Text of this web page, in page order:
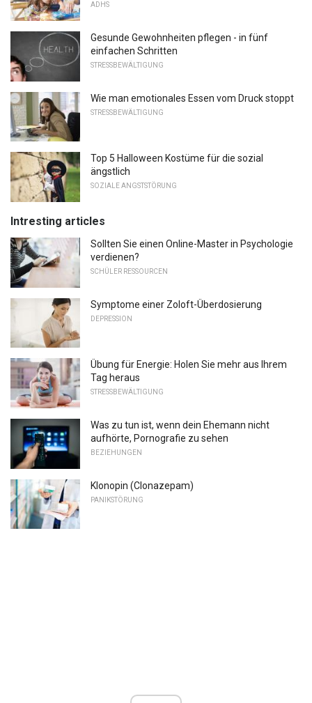
ADHS
Gesunde Gewohnheiten pflegen - in fünf
einfachen Schritten
STRESSBEWÄLTIGUNG
Wie man emotionales Essen vom Druck stoppt
STRESSBEWÄLTIGUNG
Top 5 Halloween Kostüme für die sozial
ängstlich
SOZIALE ANGSTSTÖRUNG
Intresting articles
Sollten Sie einen Online-Master in Psychologie
verdienen?
SCHÜLER RESSOURCEN
Symptome einer Zoloft-Überdosierung
DEPRESSION
Übung für Energie: Holen Sie mehr aus Ihrem
Tag heraus
STRESSBEWÄLTIGUNG
Was zu tun ist, wenn dein Ehemann nicht
aufhörte, Pornografie zu sehen
BEZIEHUNGEN
Klonopin (Clonazepam)
PANIKSTÖRUNG